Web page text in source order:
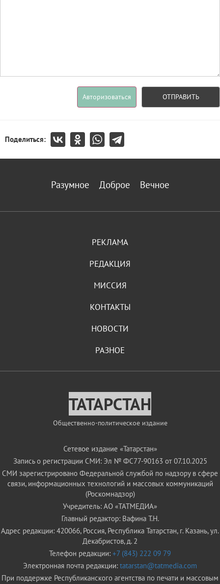
Авторизоваться ОТПРАВИТЬ
Поделиться:
Разумное Доброе Вечное
РЕКЛАМА
РЕДАКЦИЯ
МИССИЯ
КОНТАКТЫ
НОВОСТИ
РАЗНОЕ
ТАТАРСТАН
Общественно-политическое издание
Сетевое издание «Татарстан»
Запись о регистрации СМИ: Эл № ФС77-90163 от 07.10.2025
СМИ зарегистрировано Федеральной службой по надзору в сфере
связи, информационных технологий и массовых коммуникаций
(Роскомнадзор)
Учредитель: АО «ТАТМЕДИА»
Главный редактор: Вафина Т.Н.
Адрес редакции: 420066, Россия, Республика Татарстан, г. Казань, ул.
Декабристов, д. 2
Телефон редакции: +7 (843) 222 09 79
Электронная почта редакции: tatarstan@tatmedia.com
При поддержке Республиканского агентства по печати и массовым